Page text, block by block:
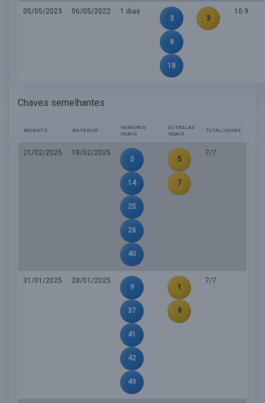
05/05/2023 06/05/2022
1 dias
3
8
18
3
10.9
Chaves semelhantes
RECENTE ANTERIOR
NÚMEROS
IGUAIS
ESTRELAS
IGUAIS
TOTAL/SCORE
21/02/2025
18/02/2025
5
14
25
26
40
5
7
7/7
31/01/2025
28/01/2025
9
37
41
42
49
1
9
7/7